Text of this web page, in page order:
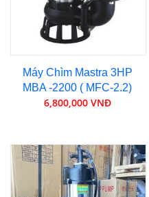
Máy Chìm Mastra 3HP
MBA -2200 ( MFC-2.2)
6,800,000 VNĐ